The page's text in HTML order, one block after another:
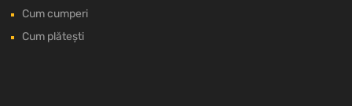
Cum cumperi
Cum plătești